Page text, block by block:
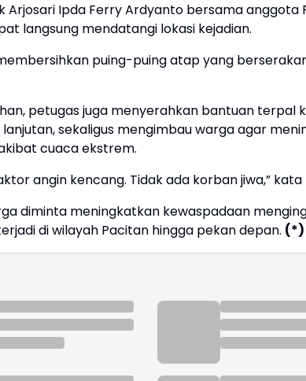
Arjosari Ipda Ferry Ardyanto bersama anggota
langsung mendatangi lokasi kejadian.
puing-puing atap yang
petugas juga menyerahkan bantuan terpal
sekaligus mengimbau warga agar
cuaca ekstrem.
angin kencang. Tidak ada korban jiwa,” kata
diminta meningkatkan kewaspadaan
di wilayah Pacitan hingga pekan depan. (*)